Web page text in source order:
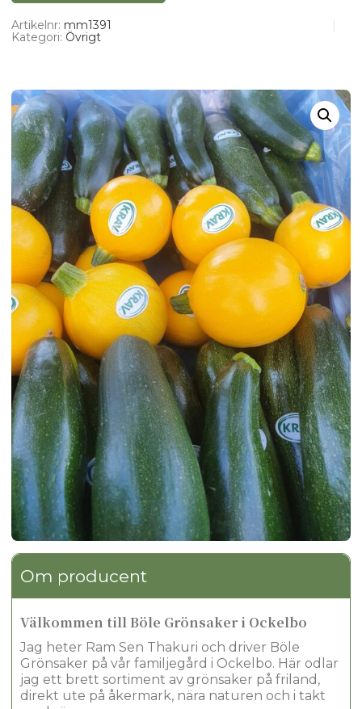
Om producent
Välkommen till Böle Grönsaker i Ockelbo
Jag heter Ram Sen Thakuri och driver Böle
Grönsaker på vår familjegård i Ockelbo. Här odlar
jag ett brett sortiment av grönsaker på friland,
direkt ute på åkermark, nära naturen och i takt
Artikelnr: mm1391
Kategori: Övrigt